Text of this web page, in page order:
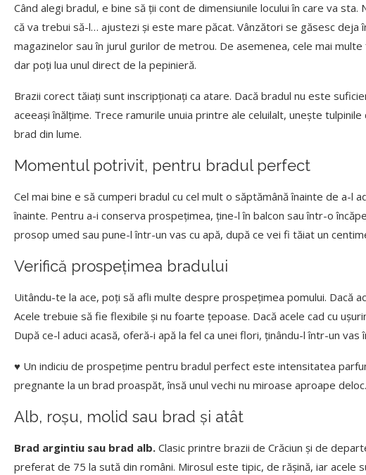
Când alegi bradul, e bine să ții cont de dimensiunile locului în care va
că va trebui să-l… ajustezi și este mare păcat. Vânzători se găsesc deja
magazinelor sau în jurul gurilor de metrou. De asemenea, cele mai
dar poți lua unul direct de la pepinieră.
Brazii corect tăiați sunt inscripționați ca atare. Dacă bradul nu este
aceeași înălțime. Trece ramurile unuia printre ale celuilalt, unește
brad din lume.
Momentul potrivit, pentru bradul perfect
Cel mai bine e să cumperi bradul cu cel mult o săptămână înainte de a-l
înainte. Pentru a-i conserva prospețimea, ține-l în balcon sau într-o
prosop umed sau pune-l într-un vas cu apă, după ce vei fi tăiat un
Verifică prospețimea bradului
Uitându-te la ace, poți să afli multe despre prospeţimea pomului. Dacă
Acele trebuie să fie flexibile și nu foarte țepoase. Dacă acele cad cu
După ce-l aduci acasă, oferă-i apă la fel ca unei flori, ținându-l într-un
♥ Un indiciu de prospeţime pentru bradul perfect este intensitatea
pregnante la un brad proaspăt, însă unul vechi nu miroase aproape deloc.
Alb, roșu, molid sau brad și atât
Brad argintiu sau brad alb. Clasic printre brazii de Crăciun și de
preferat de 75 la sută din români. Mirosul este tipic, de rășină, iar acele